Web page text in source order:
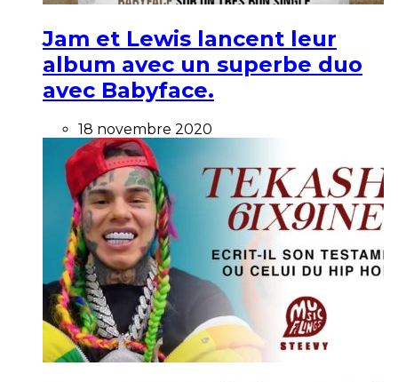
Jam et Lewis lancent leur
album avec un superbe duo
avec Babyface.
18 novembre 2020